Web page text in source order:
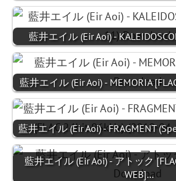
藍井エイル (Eir Aoi) -
藍井エイル (Eir Aoi) - MEMORIA
藍井エイル (Eir Aoi) - FRAGMENT
藍井エイル (Eir Aoi) - アトック
WEB]…